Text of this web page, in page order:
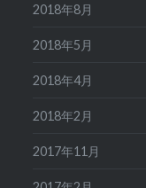
2018年8月
2018年5月
2018年4月
2018年2月
2017年11月